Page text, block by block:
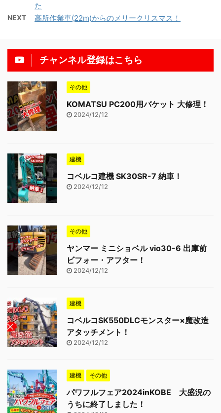
た
NEXT 高所作業車(22m)からのメリークリスマス！
チャンネル登録はこちら
その他
KOMATSU PC200用バケット 大修理！
2024/12/12
建機
コベルコ建機 SK30SR-7 納車！
2024/12/12
その他
ヤンマー ミニショベル vio30-6 出庫前
ビフォー・アフター！
2024/12/12
建機
コベルコSK550DLCモンスター×魔改造
アタッチメント！
2024/12/12
建機 その他
パワフルフェア2024inKOBE 大盛況の
うちに終了しました！